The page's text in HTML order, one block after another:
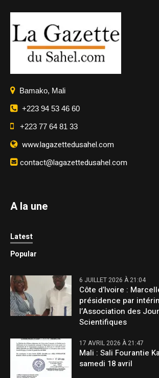
Bamako, Mali
+223 94 53 46 60
+223 77 64 81 33
www.lagazettedusahel.com
contact@lagazettedusahel.com
A la une
Latest
Popular
6 JUILLET 2026 À 21:04
Côte d’Ivoire :
présidence par
l’Association des
Scientifiques
17 AVRIL 2026 À 21:47
Mali : Sali Fourantie
samedi 18 avril